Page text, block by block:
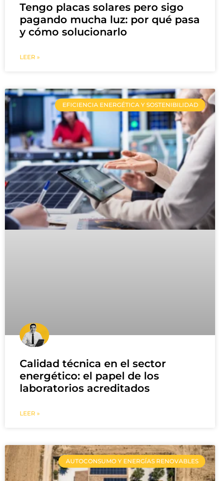
Tengo placas solares pero sigo
pagando mucha luz: por qué pasa
y cómo solucionarlo
LEER »
EFICIENCIA ENERGÉTICA Y SOSTENIBILIDAD
Calidad técnica en el sector
energético: el papel de los
laboratorios acreditados
LEER »
AUTOCONSUMO Y ENERGÍAS RENOVABLES